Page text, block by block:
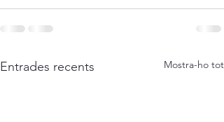
Entrades recents Mostra-ho tot